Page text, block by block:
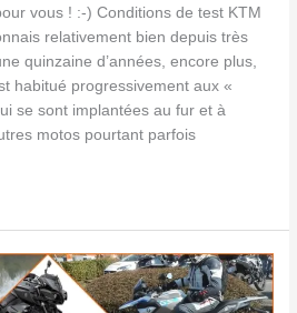
vous ! :-) Conditions de test KTM
relativement bien depuis très
quinzaine d’années, encore plus,
habitué progressivement aux «
se sont implantées au fur et à
motos pourtant parfois